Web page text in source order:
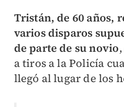
Tristán, de 60 años,
varios disparos
de parte de su novio
a tiros a la Policía
llegó al lugar de los